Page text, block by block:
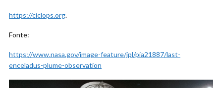
https://ciclops.org.
Fonte:
https://www.nasa.gov/image-feature/jpl/pia21887/last-
enceladus-plume-observation